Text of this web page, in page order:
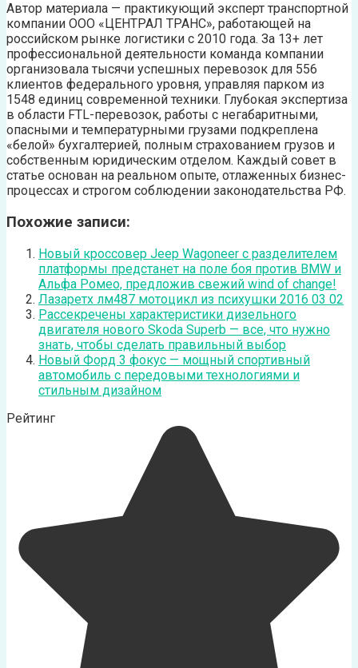
Автор материала — практикующий эксперт транспортной
компании ООО «ЦЕНТРАЛ ТРАНС», работающей на
российском рынке логистики с 2010 года. За 13+ лет
профессиональной деятельности команда компании
организовала тысячи успешных перевозок для 556
клиентов федерального уровня, управляя парком из
1548 единиц современной техники. Глубокая экспертиза
в области FTL-перевозок, работы с негабаритными,
опасными и температурными грузами подкреплена
«белой» бухгалтерией, полным страхованием грузов и
собственным юридическим отделом. Каждый совет в
статье основан на реальном опыте, отлаженных бизнес-
процессах и строгом соблюдении законодательства РФ.
Похожие записи:
Новый кроссовер Jeep Wagoneer с разделителем
платформы предстанет на поле боя против BMW и
Альфа Ромео, предложив свежий wind of change!
Лазаретх лм487 мотоцикл из психушки 2016 03 02
Рассекречены характеристики дизельного
двигателя нового Skoda Superb — все, что нужно
знать, чтобы сделать правильный выбор
Новый Форд 3 фокус — мощный спортивный
автомобиль с передовыми технологиями и
стильным дизайном
Рейтинг